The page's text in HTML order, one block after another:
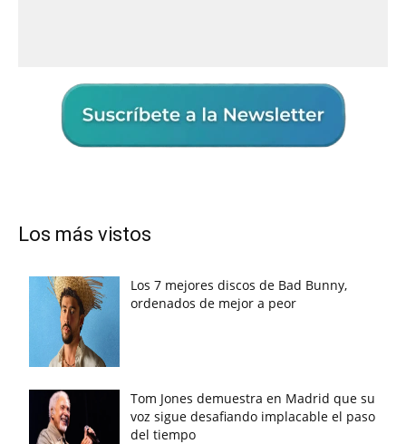
Los más vistos
Los 7 mejores discos de Bad Bunny,
ordenados de mejor a peor
Tom Jones demuestra en Madrid que su
voz sigue desafiando implacable el paso
del tiempo